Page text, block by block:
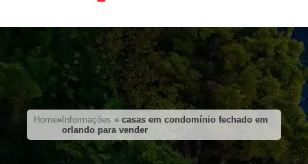
Home» Informações »casas em condomínio fechado em
orlando para vender